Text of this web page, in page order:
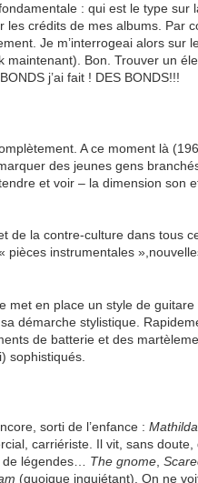
: qui est le type sur
crédits de mes albums. Par
Je m’interrogeai alors sur
maintenant). Bon. Trouver un
j’ai fait ! DES BONDS!!!
A ce moment là
des jeunes gens
et voir – la dimension son
de la contre-culture dans tous
instrumentales
met en place un style de
démarche stylistique.
de batterie et des
sophistiqués.
sorti de l’enfance :
carriériste. Il vit, sans doute,
de légendes… The gnome
(quoique inquiétant). On ne